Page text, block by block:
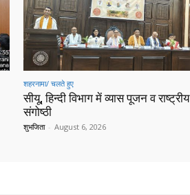
शहरनामा/ चलते हुए
सीयू, हिन्दी विभाग में व्यास पूजन व राष्ट्रीय
संगोष्ठी
शुभजिता - August 6, 2026